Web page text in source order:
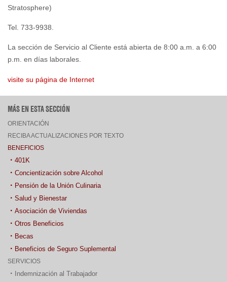
Stratosphere)
Tel. 733-9938.
La sección de Servicio al Cliente está abierta de 8:00 a.m. a 6:00
p.m. en días laborales.
visite su página de Internet
MÁS EN ESTA SECCIÓN
ORIENTACIÓN
RECIBA ACTUALIZACIONES POR TEXTO
BENEFICIOS
401K
Concientización sobre Alcohol
Pensión de la Unión Culinaria
Salud y Bienestar
Asociación de Viviendas
Otros Beneficios
Becas
Beneficios de Seguro Suplemental
SERVICIOS
Indemnización al Trabajador